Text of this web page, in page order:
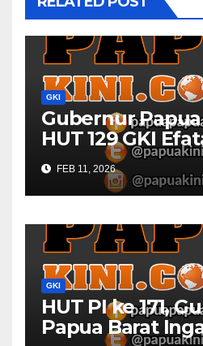
GKI
Gubernur
HUT 129 GKI
Manggoapi
FEB 11, 2026
GKI
HUT PI ke 171,
Papua Barat